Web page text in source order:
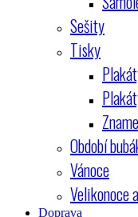
Sešity
Tisky
Období
Vánoce
Velikonoce
Doprava